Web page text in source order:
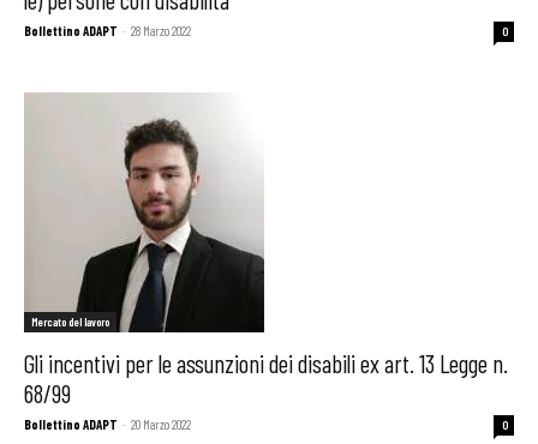
Bollettino ADAPT - 28 Marzo 2022 0
Mercato del lavoro
Gli incentivi per le assunzioni dei disabili ex art. 13 Legge n.
68/99
Bollettino ADAPT - 20 Marzo 2022 0